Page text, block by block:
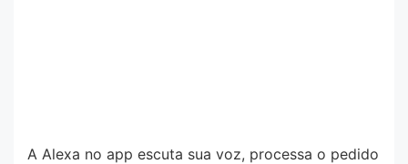
A Alexa no app escuta sua voz, processa o pedido